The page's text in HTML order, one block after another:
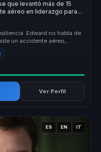
que levantó más de 15
aéreo en liderazgo para
Edward no habla de
un accidente aéreo,
Ver Perfil
ES EN IT